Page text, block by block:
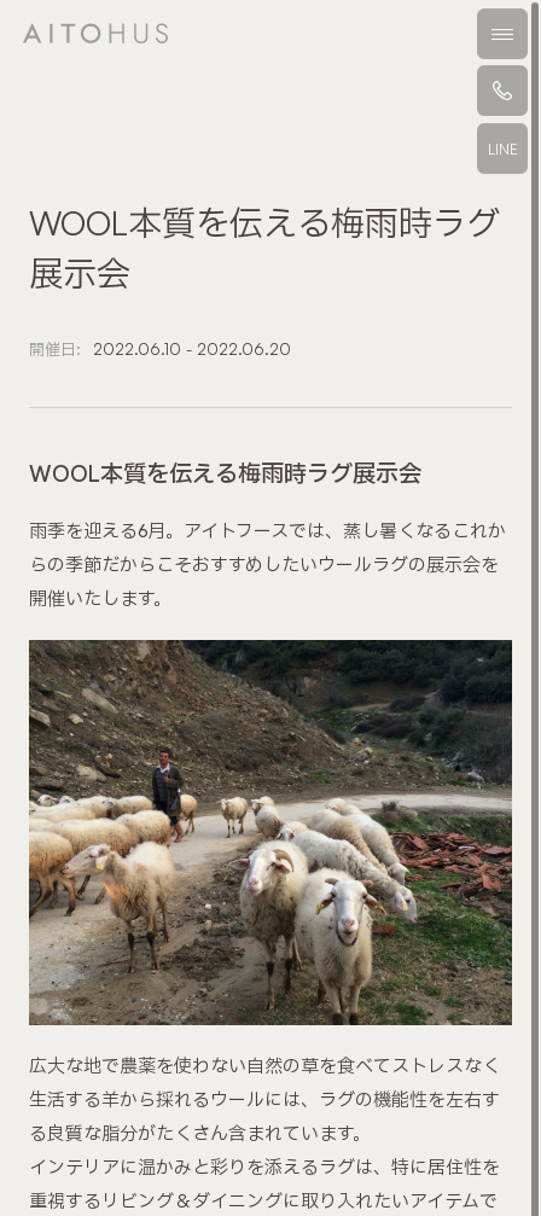
メ
LINE
WOOL本質を伝える梅雨時ラグ
展示会
開催日: 2022.06.10 - 2022.06.20
WOOL本質を伝える梅雨時ラグ展示会
雨季を迎える6月。アイトフースでは、蒸し暑くなるこれか
らの季節だからこそおすすめしたいウールラグの展示会を
開催いたします。
広大な地で農薬を使わない自然の草を食べてストレスなく
生活する羊から採れるウールには、ラグの機能性を左右す
る良質な脂分がたくさん含まれています。
インテリアに温かみと彩りを添えるラグは、特に居住性を
重視するリビング＆ダイニングに取り入れたいアイテムで